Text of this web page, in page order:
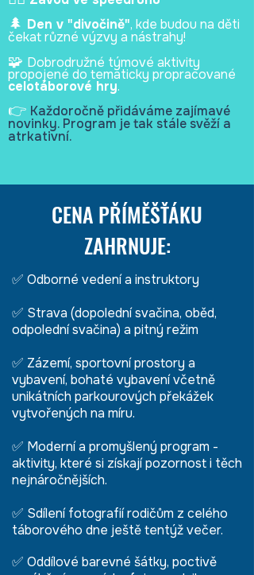
🌲 Den v "divočině", kde budou na děti
čekat různé výzvy a nástrahy!
🧩 Dobrodružné týmové aktivity
propojené do tematicky propracované
celotáborové hry.
👉 Každoročně přidáváme zajímavé
novinky. Program je tak stále svěží a
atrkativní.
CENA PŘÍMĚŠŤÁKU
ZAHRNUJE:
✅ Odborné vedení a instruktory
✅ Strava (dopolední svačina, oběd,
odpolední svačina) a pitný režim
✅ Zázemí, sportovní prostory a
vybavení, bohaté vybavení včetně
unikátních parkourových překážek
vytvořených na míru.
✅ Moderní a promyšlený program -
aktivity, které si získají pozornost i těch
nejnáročnějších.
✅ Sdílení fotografií rodičům z celého
táborového dne ještě tentýž večer.
✅ Oddílové barevné šátky, poctivě